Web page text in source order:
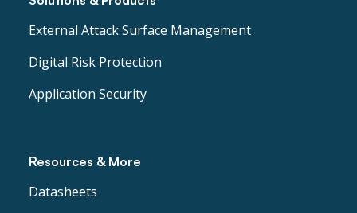
External Attack Surface Management
Digital Risk Protection
Application Security
Resources & More
Datasheets